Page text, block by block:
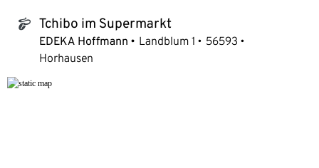
tchibo_logo Tchibo im Supermarkt
EDEKA Hoffmann Landblum 1
56593
Horhausen